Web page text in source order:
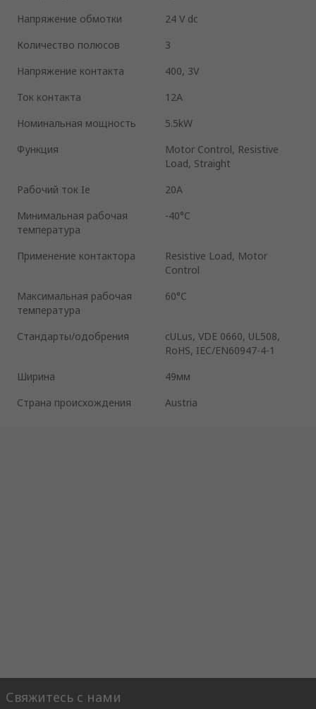
Напряжение обмотки
24 V dc
Количество полюсов
3
Напряжение контакта
400, 3V
Ток контакта
12A
Номинальная мощность
5.5kW
Функция
Motor Control, Resistive
Load, Straight
Рабочий ток Ie
20A
Минимальная рабочая
температура
-40°C
Применение контактора
Resistive Load, Motor
Control
Максимальная рабочая
температура
60°C
Стандарты/одобрения
cULus, VDE 0660, UL508,
RoHS, IEC/EN60947-4-1
Ширина
49мм
Страна происхождения
Austria
Свяжитесь с нами